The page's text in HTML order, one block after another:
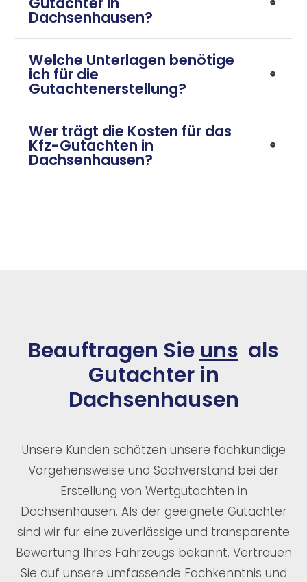
Dachsenhausen?
Welche Unterlagen benötige
ich für die
Gutachtenerstellung?
Wer trägt die Kosten für das
Kfz-Gutachten in
Dachsenhausen?
Beauftragen Sie uns als
Gutachter in
Dachsenhausen
Unsere Kunden schätzen unsere fachkundige
Vorgehensweise und Sachverstand bei der
Erstellung von Wertgutachten in
Dachsenhausen. Als der geeignete Gutachter
sind wir für eine zuverlässige und transparente
Bewertung Ihres Fahrzeugs bekannt. Vertrauen
Sie auf unsere umfassende Fachkenntnis und